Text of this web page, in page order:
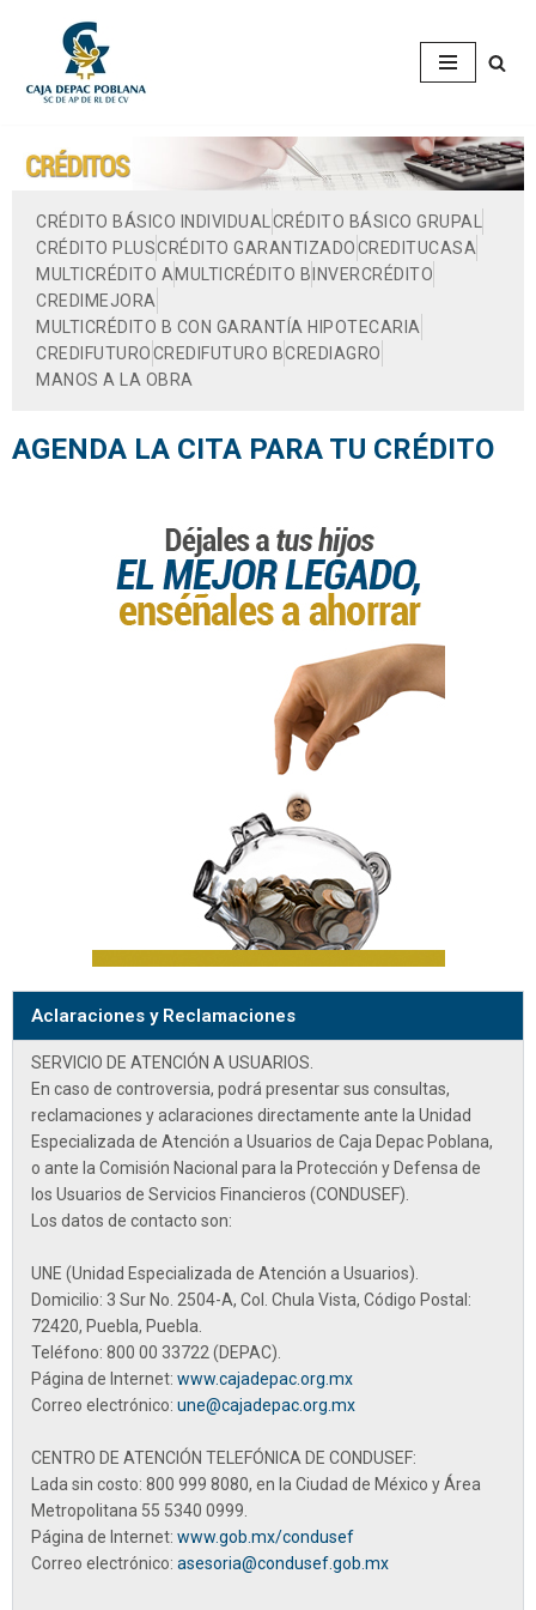
al
CRÉDITO BÁSICO INDIVIDUAL CRÉDITO BÁSICO GRUPAL
CRÉDITO PLUSCRÉDITO GARANTIZADOCREDITUCASA
MULTICRÉDITO AMULTICRÉDITO BINVERCRÉDITO
CREDIMEJORA
MULTICRÉDITO B CON GARANTÍA HIPOTECARIA
CREDIFUTUROCREDIFUTURO BCREDIAGRO
MANOS A LA OBRA
AGENDA LA CITA PARA TU CRÉDITO
Aclaraciones y Reclamaciones
SERVICIO DE ATENCIÓN A USUARIOS.
En caso de controversia, podrá presentar sus consultas,
reclamaciones y aclaraciones directamente ante la Unidad
Especializada de Atención a Usuarios de Caja Depac Poblana,
o ante la Comisión Nacional para la Protección y Defensa de
los Usuarios de Servicios Financieros (CONDUSEF).
Los datos de contacto son:
UNE (Unidad Especializada de Atención a Usuarios).
Domicilio: 3 Sur No. 2504-A, Col. Chula Vista, Código Postal:
72420, Puebla, Puebla.
Teléfono: 800 00 33722 (DEPAC).
Página de Internet: www.cajadepac.org.mx
Correo electrónico: une@cajadepac.org.mx
CENTRO DE ATENCIÓN TELEFÓNICA DE CONDUSEF:
Lada sin costo: 800 999 8080, en la Ciudad de México y Área
Metropolitana 55 5340 0999.
Página de Internet: www.gob.mx/condusef
Correo electrónico: asesoria@condusef.gob.mx